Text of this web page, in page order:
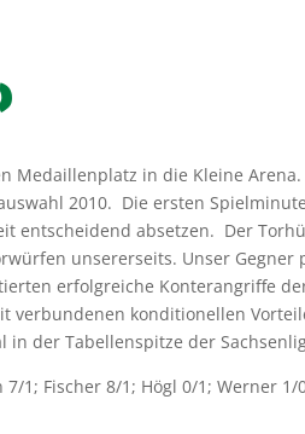
Medaillenplatz in die Kleine
2010. Die ersten
entscheidendabsetzen. Der
unsererseits. Unser
erfolgreiche Konterangriffe
verbundenen konditionellen
in der Tabellenspitze der
7/1; Fischer 8/1; Högl 0/1; Werner